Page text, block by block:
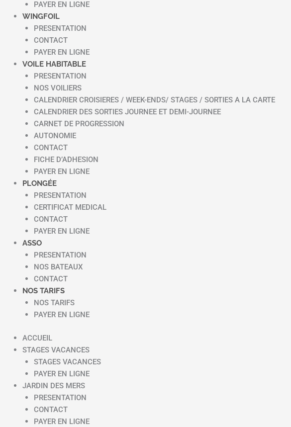
PAYER EN LIGNE
WINGFOIL
PRESENTATION
CONTACT
PAYER EN LIGNE
VOILE HABITABLE
PRESENTATION
NOS VOILIERS
CALENDRIER CROISIERES / WEEK-ENDS/ STAGES / SORTIES A LA CARTE
CALENDRIER DES SORTIES JOURNEE ET DEMI-JOURNEE
CARNET DE PROGRESSION
AUTONOMIE
CONTACT
FICHE D’ADHESION
PAYER EN LIGNE
PLONGÉE
PRESENTATION
CERTIFICAT MEDICAL
CONTACT
PAYER EN LIGNE
ASSO
PRESENTATION
NOS BATEAUX
CONTACT
NOS TARIFS
NOS TARIFS
PAYER EN LIGNE
ACCUEIL
STAGES VACANCES
STAGES VACANCES
PAYER EN LIGNE
JARDIN DES MERS
PRESENTATION
CONTACT
PAYER EN LIGNE